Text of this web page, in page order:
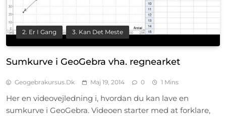
2. Er I Gang 3. Kan Det Meste
Sumkurve i GeoGebra vha. regnearket
Geogebrakursus.dk Maj 19, 2014 0 1 Mins
Her en videovejledning i, hvordan du kan lave en
sumkurve i GeoGebra. Videoen starter med at forklare,